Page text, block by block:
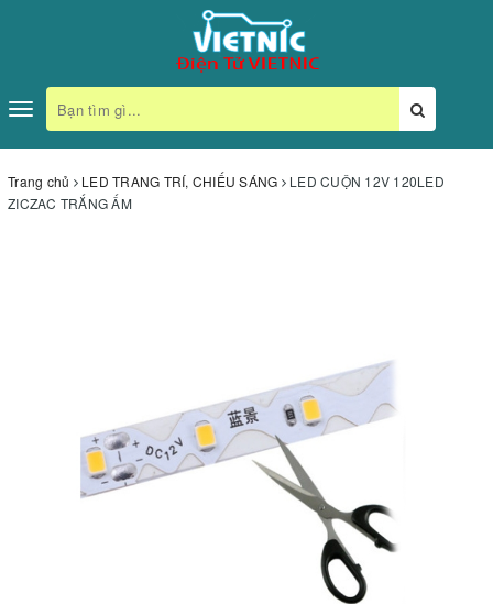
Toggle
navigation
Trang chủ LED TRANG TRÍ, CHIẾU SÁNG
LED CUỘN 12V 120LED
ZICZAC TRẮNG ẤM